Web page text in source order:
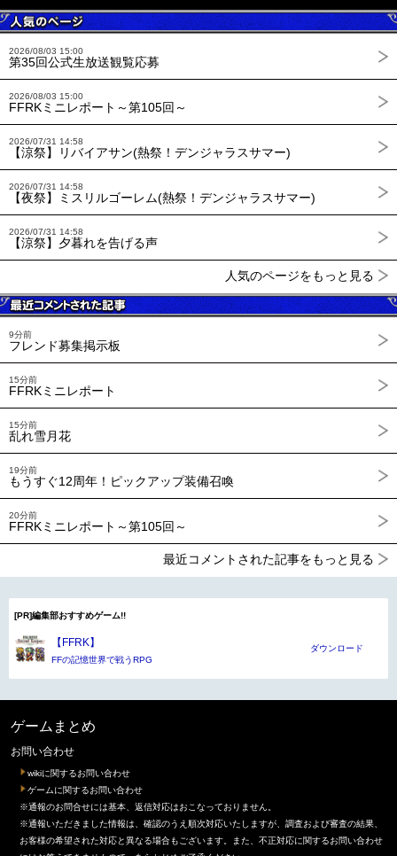
2026/08/03 15:00
第35回公式生放送観覧応募
2026/08/03 15:00
FFRKミニレポート～第105回～
2026/07/31 14:58
【涼祭】リバイアサン(熱祭！デンジャラスサマー)
2026/07/31 14:58
【夜祭】ミスリルゴーレム(熱祭！デンジャラスサマー)
2026/07/31 14:58
【涼祭】夕暮れを告げる声
人気のページをもっと見る
9分前
フレンド募集掲示板
15分前
FFRKミニレポート
15分前
乱れ雪月花
19分前
もうすぐ12周年！ピックアップ装備召喚
20分前
FFRKミニレポート～第105回～
最近コメントされた記事をもっと見る
[PR]編集部おすすめゲーム!!
【FFRK】
FFの記憶世界で戦うRPG
ダウンロード
ゲームまとめ
お問い合わせ
wikiに関するお問い合わせ
ゲームに関するお問い合わせ
※通報のお問合せには基本、返信対応はおこなっておりません。
※通報いただきました情報は、確認のうえ順次対応いたしますが、調査および審査の結果、
お客様の希望された対応と異なる場合もございます。また、不正対応に関するお問い合わせ